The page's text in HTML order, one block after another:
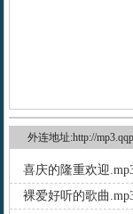
外连地址:http://
喜庆的隆重欢迎
裸爱好听的歌曲